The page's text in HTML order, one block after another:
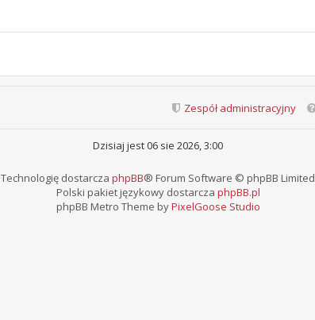
Zespół administracyjny
Dzisiaj jest 06 sie 2026, 3:00
Technologię dostarcza phpBB® Forum Software © phpBB Limited
Polski pakiet językowy dostarcza phpBB.pl
phpBB Metro Theme byPixelGoose Studio